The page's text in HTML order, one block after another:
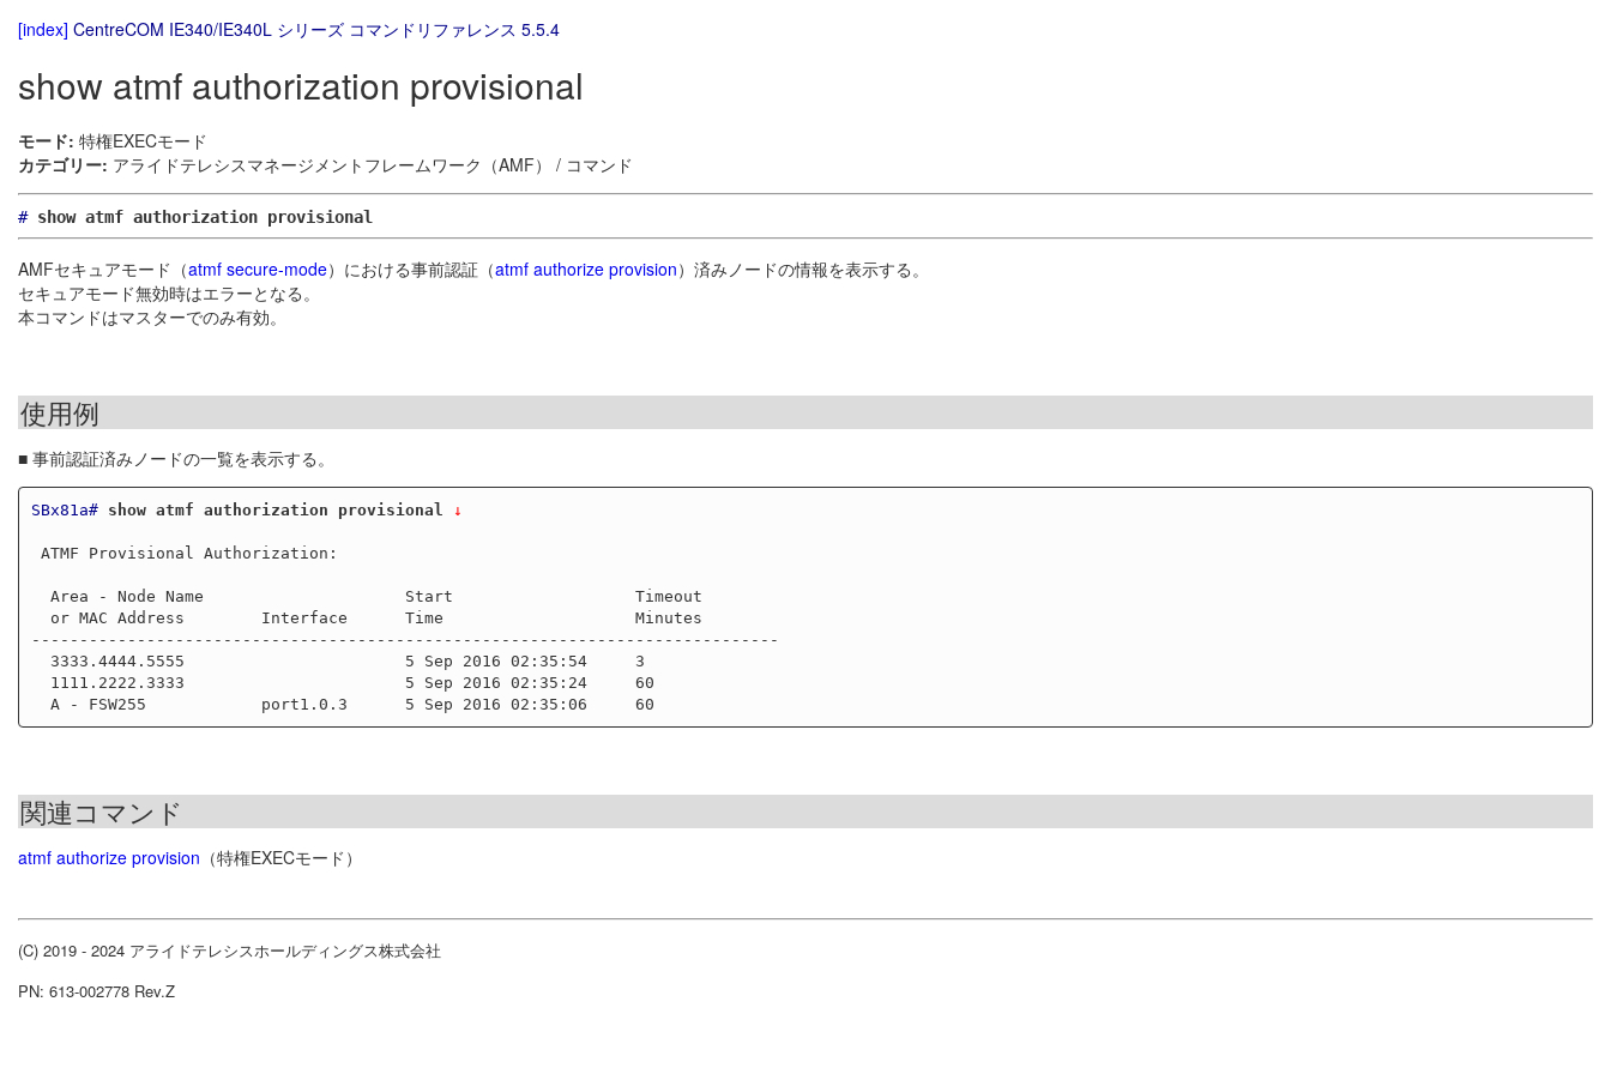
[index] CentreCOM IE340/IE340L シリーズ コマンドリファレンス 5.5.4
show atmf authorization provisional
モード: 特権EXECモード
カテゴリー: アライドテレシスマネージメントフレームワーク（AMF） / コマンド
# show atmf authorization provisional
AMFセキュアモード（atmf secure-mode）における事前認証（atmf authorize provision）済みノードの情報を表示する。
セキュアモード無効時はエラーとなる。
本コマンドはマスターでのみ有効。
使用例
■ 事前認証済みノードの一覧を表示する。
SBx81a# show atmf authorization provisional ↓
------------------------------------------------------------------------------
関連コマンド
atmf authorize provision （特権EXECモード）
(C) 2019 - 2024 アライドテレシスホールディングス株式会社
PN: 613-002778 Rev.Z